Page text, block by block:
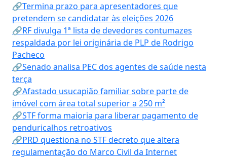
🔗Termina prazo para apresentadores que
pretendem se candidatar às eleições 2026
🔗RF divulga 1ª lista de devedores contumazes
respaldada por lei originária de PLP de Rodrigo
Pacheco
🔗Senado analisa PEC dos agentes de saúde nesta
terça
🔗Afastado usucapião familiar sobre parte de
imóvel com área total superior a 250 m²
🔗STF forma maioria para liberar pagamento de
penduricalhos retroativos
🔗PRD questiona no STF decreto que altera
regulamentação do Marco Civil da Internet